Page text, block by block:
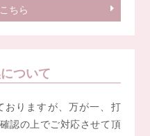
ちら
ついて
りますが、万が一、打
認の上でご対応させて頂